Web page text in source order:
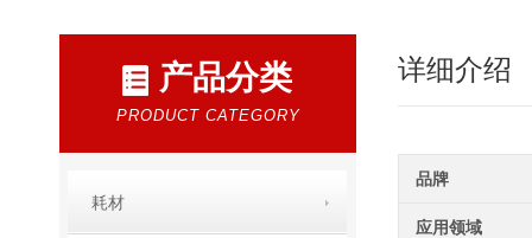
产品分类
PRODUCT CATEGORY
耗材
详细介绍
品牌
应用领域